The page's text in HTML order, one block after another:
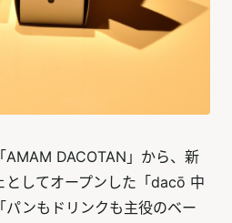
AMAM DACOTAN」から、新
としてオープンした「dacō 中
パンもドリンクも主役のベー